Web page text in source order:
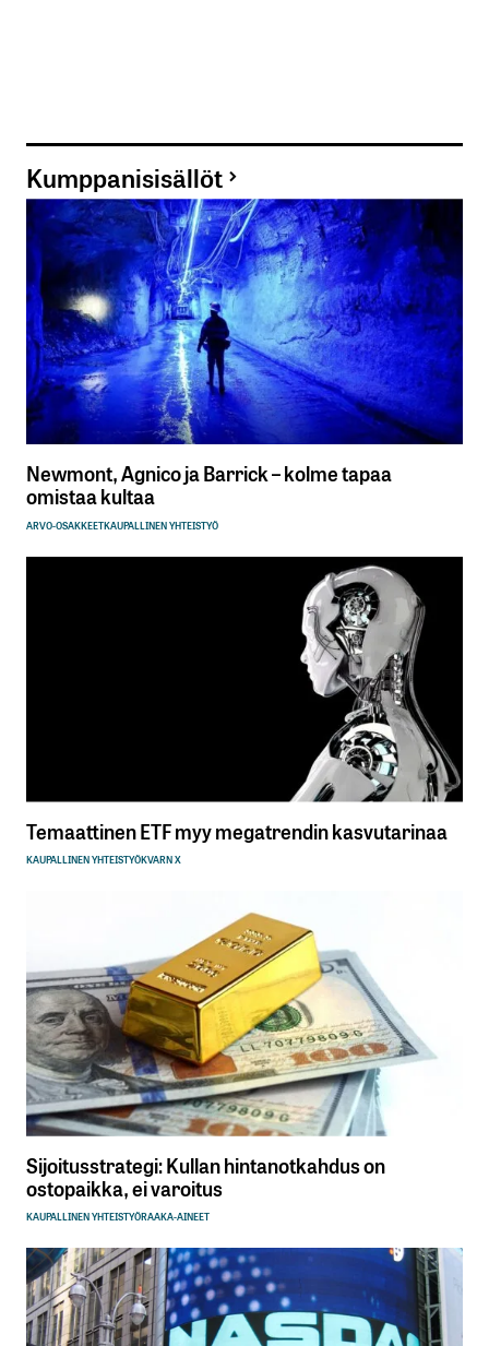
Kumppanisisällöt
Newmont, Agnico ja Barrick – kolme tapaa
omistaa kultaa
ARVO-OSAKKEETKAUPALLINEN YHTEISTYÖ
Temaattinen ETF myy megatrendin kasvutarinaa
KAUPALLINEN YHTEISTYÖKVARN X
Sijoitusstrategi: Kullan hintanotkahdus on
ostopaikka, ei varoitus
KAUPALLINEN YHTEISTYÖRAAKA-AINEET